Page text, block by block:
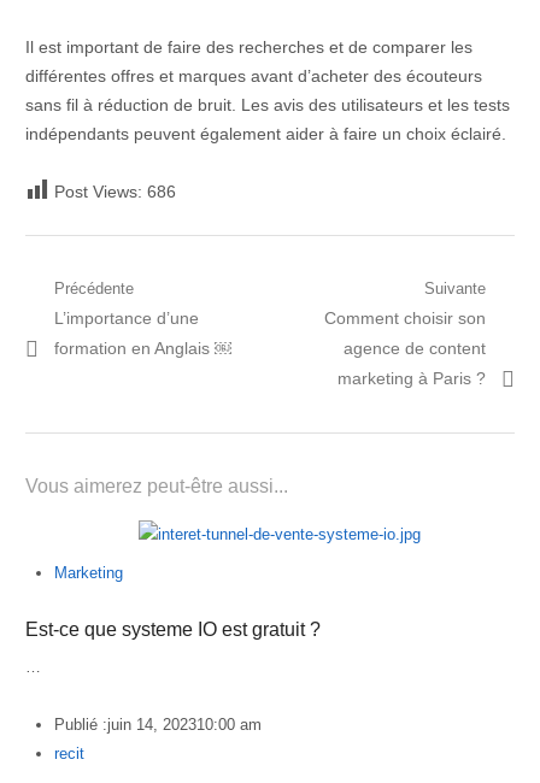
Il est important de faire des recherches et de comparer les
différentes offres et marques avant d’acheter des écouteurs
sans fil à réduction de bruit. Les avis des utilisateurs et les tests
indépendants peuvent également aider à faire un choix éclairé.
Post Views: 686
Navigation
de
Précédente
Post
précédent:
L’importance d’une
formation en Anglais ￼
Suivante
Prochain
article:
Comment choisir son
agence de content
marketing à Paris ?
Vous aimerez peut-être aussi...
Marketing
Est-ce que systeme IO est gratuit ?
Publié :juin 14, 202310:00 am
Author
recit